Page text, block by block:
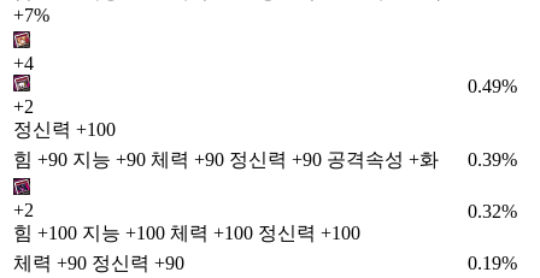
+7%
+4
+2
정신력 +100
0.49%
힘 +90 지능 +90 체력 +90 정신력 +90 공격속성 +화 0.39%
+2
힘 +100 지능 +100 체력 +100 정신력 +100
0.32%
체력 +90 정신력 +90 0.19%